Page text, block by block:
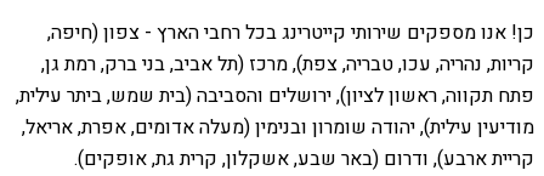
כן! אנו מספקים שירותי קייטרינג בכל רחבי הארץ - צפון (חיפה,
קריות, נהריה, עכו, טבריה, צפת), מרכז (תל אביב, בני ברק, רמת גן,
פתח תקווה, ראשון לציון), ירושלים והסביבה (בית שמש, ביתר עילית,
מודיעין עילית), יהודה שומרון ובנימין (מעלה אדומים, אפרת, אריאל,
קריית ארבע), ודרום (באר שבע, אשקלון, קרית גת, אופקים).